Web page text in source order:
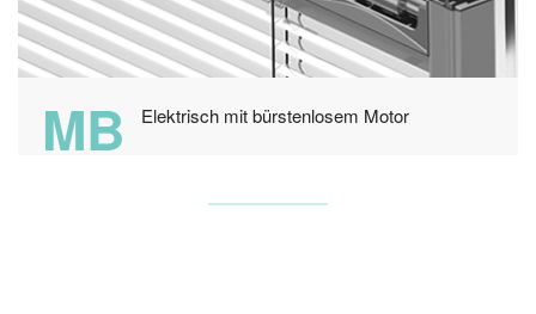
MB Elektrisch mit bürstenlosem Motor